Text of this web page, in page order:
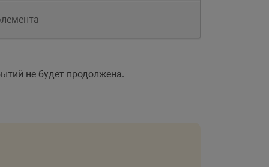
не будет продолжена.